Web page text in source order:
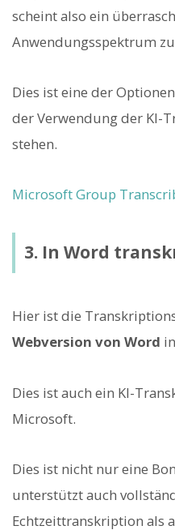
scheint also ein
Anwendungsspektrum
Dies ist eine der
der Verwendung der KI-
stehen.
Microsoft Group
3. In Word
Hier ist die
Webversion von Word
Dies ist auch ein KI-
Microsoft.
Dies ist nicht nur eine
unterstützt auch
Echtzeittranskription als